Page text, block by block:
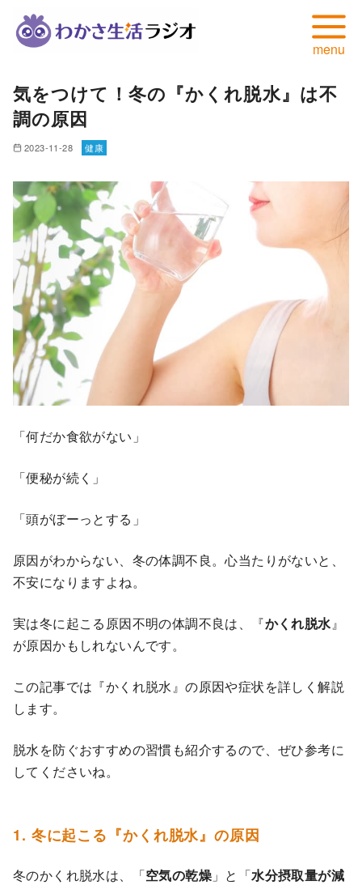
気をつけて！冬の『かくれ脱水』は不
調の原因
2023-11-28 健康
「何だか食欲がない」
「便秘が続く」
「頭がぼーっとする」
原因がわからない、冬の体調不良。心当たりがないと、
不安になりますよね。
実は冬に起こる原因不明の体調不良は、『かくれ脱水』
が原因かもしれないんです。
この記事では『かくれ脱水』の原因や症状を詳しく解説
します。
脱水を防ぐおすすめの習慣も紹介するので、ぜひ参考に
してくださいね。
1. 冬に起こる『かくれ脱水』の原因
冬のかくれ脱水は、「空気の乾燥 」と「水分摂取量が減